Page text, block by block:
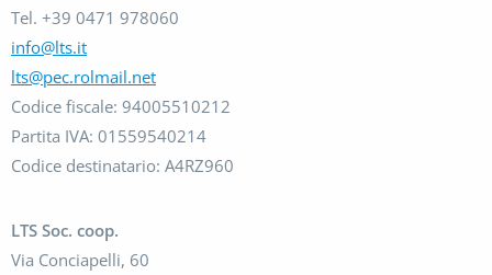
Tel. +39 0471 978060
info@lts.it
lts@pec.rolmail.net
Codice fiscale: 94005510212
Partita IVA: 01559540214
Codice destinatario: A4RZ960
LTS Soc. coop.
Via Conciapelli, 60